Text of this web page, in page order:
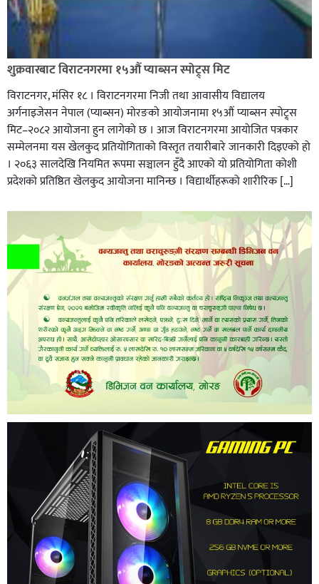
शुक्रवारबाट विराटनगरमा १५औं प्याब्सन स्पोट्र्स मिट
विराटनगर, मंसिर १८ । विराटनगरमा निजी तथा आवासीय विद्यालय
अर्गनाइजेसन नेपाल (प्याब्सन) मोरङको आयोजनामा १५औं प्याब्सन स्पोट्र्स
मिट–२०८२ आयोजना हुन लागेको छ । आज विराटनगरमा आयोजित पत्रकार
सम्मेलनमा यस खेलकुद प्रतियोगिताको विस्तृत तयारीबारे जानकारी दिइएको हो
। २०६३ सालदेखि नियमित रूपमा सञ्चालन हुँदै आएको यो प्रतियोगिता कोशी
प्रदेशको प्रतिष्ठित खेलकुद आयोजना मानिन्छ । विद्यार्थीहरूको शारीरिक […]